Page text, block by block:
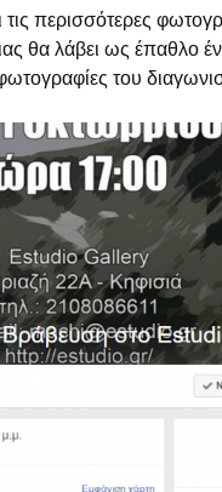
τις περισσότερες
θα λάβει ως έπαθλο
του